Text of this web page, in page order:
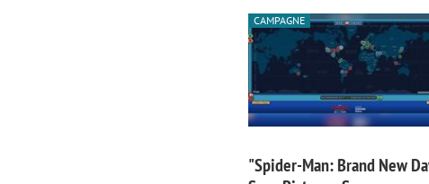
CAMPAGNE
"Spider-Man: Brand New